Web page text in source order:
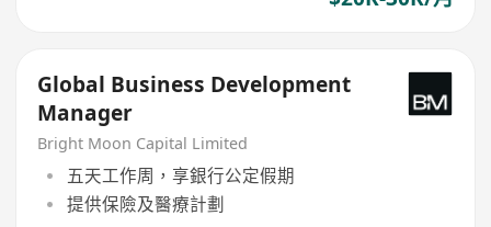
Global Business Development
Manager
Bright Moon Capital Limited
五天工作周，享銀行公定假期
提供保險及醫療計劃